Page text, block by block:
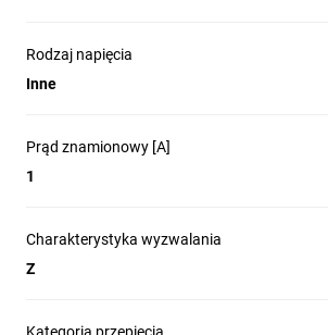
Rodzaj napięcia
Inne
Prąd znamionowy [A]
1
Charakterystyka wyzwalania
Z